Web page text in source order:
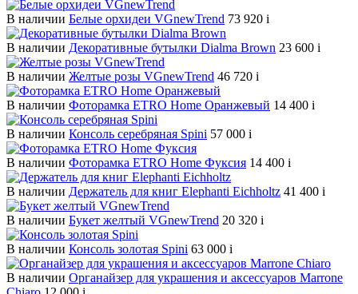
В наличии Белые орхидеи VGnewTrend 73 920 i
В наличии Декоративные бутылки Dialma Brown 23 600 i
В наличии Желтые розы VGnewTrend 46 720 i
В наличии Фоторамка ETRO Home Оранжевый 14 400 i
В наличии Консоль серебряная Spini 57 000 i
В наличии Фоторамка ETRO Home Фуксия 14 400 i
В наличии Держатель для книг Elephanti Eichholtz 41 400 i
В наличии Букет желтый VGnewTrend 20 320 i
В наличии Консоль золотая Spini 63 000 i
В наличии Органайзер для украшения и аксессуаров Marrone